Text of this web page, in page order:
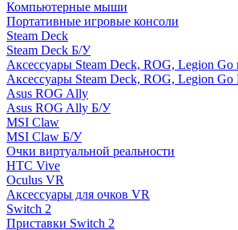
Компьютерные мыши
Портативные игровые консоли
Steam Deck
Steam Deck Б/У
Аксессуары Steam Deck, ROG, Legion Go
Аксессуары Steam Deck, ROG, Legion
Asus ROG Ally
Asus ROG Ally Б/У
MSI Claw
MSI Claw Б/У
Очки виртуальной реальности
HTC Vive
Oculus VR
Аксессуары для очков VR
Switch 2
Приставки Switch 2